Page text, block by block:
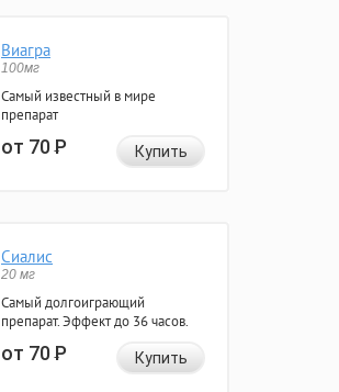
Виагра
100мг
Самый известный в мире
препарат
от 70Р Купить
Сиалис
20 мг
Самый долгоиграющий
препарат. Эффект до 36 часов.
от 70Р Купить